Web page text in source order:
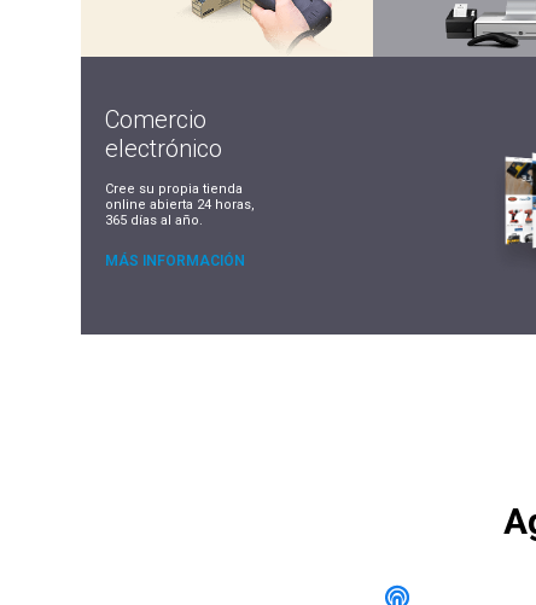
Comercio
electrónico
Cree su propia tienda
online abierta 24 horas,
365 días al año.
MÁS INFORMACIÓN